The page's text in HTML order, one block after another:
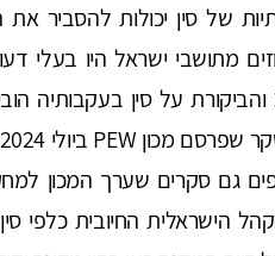
של סין יכולות להסביר
הקורונה ב-2020 והביקורת על סין
הישראלית החיובית כלפי